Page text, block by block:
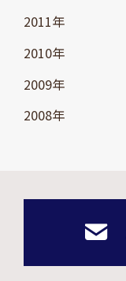
2011年
2010年
2009年
2008年